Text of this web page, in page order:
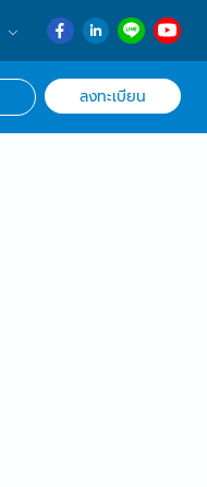
ลงทะเบียน